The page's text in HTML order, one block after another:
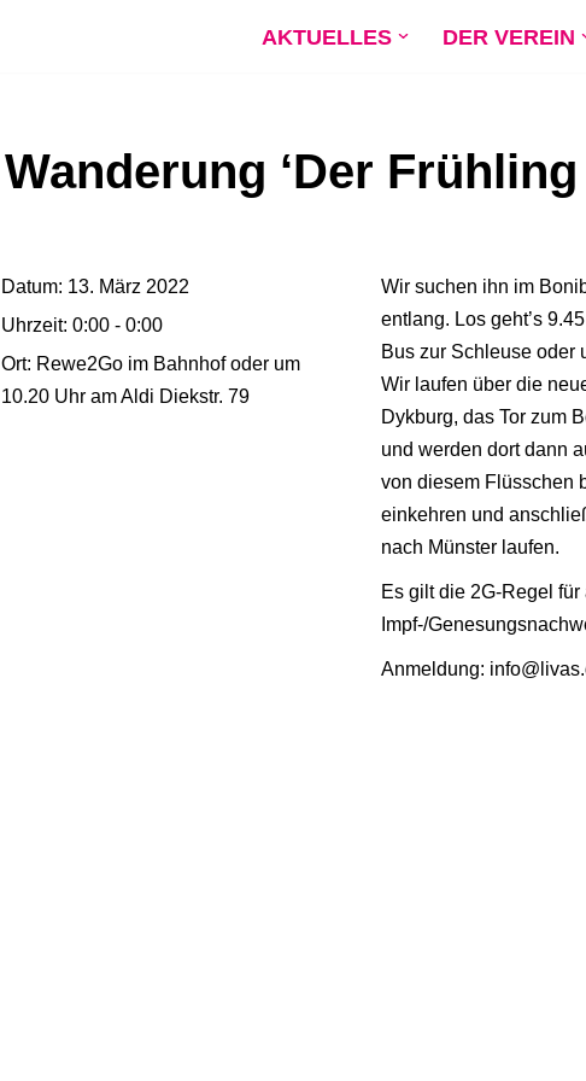
AKTUELLES DER VEREIN
Wanderung ‘Der
Datum: 13. März 2022
Uhrzeit: 0:00 - 0:00
Ort: Rewe2Go im Bahnhof oder um
10.20 Uhr am Aldi Diekstr. 79
Wir suchen ihn im
entlang. Los geht’s
Bus zur Schleuse oder
Wir laufen über die
Dykburg, das Tor zum
und werden dort dann
von diesem Flüsschen
einkehren und
nach Münster laufen.
Es gilt die 2G-Regel
Impf-/
Anmeldung: